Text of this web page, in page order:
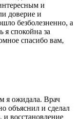
и
доверие и
безболезненно, а
я спокойна за
спасибо вам,
я ожидала. Врач
объяснил и сделал
и восстановление